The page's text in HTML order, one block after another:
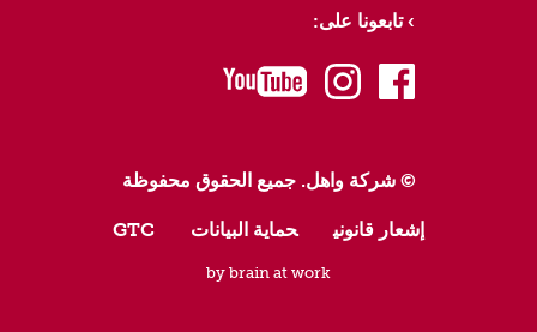
تابعونا على:
facebook
instagram
youtube
© شركة واهل. جميع الحقوق محفوظة
إشعار قانوني حماية البيانات GTC
by brain at work